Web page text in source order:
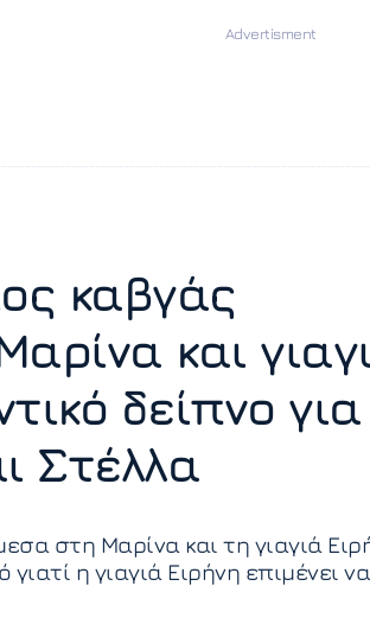
καβγάς
και
δείπνο για
Στέλλα
στη Μαρίνα και τη γιαγιά
η γιαγιά Ειρήνη επιμένει να